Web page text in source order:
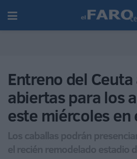
Entreno del
abiertas para los
este miércoles en
Los caballas podrán
el recién remodelado estadio